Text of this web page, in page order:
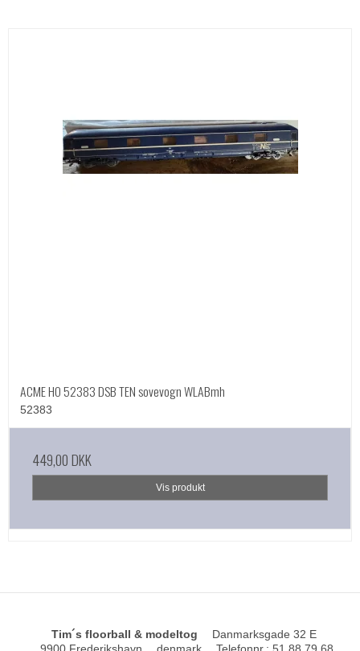
ACME HO 52383 DSB TEN sovevogn WLABmh
52383
449,00 DKK
Vis produkt
Tim´s floorball & modeltog
Danmarksgade 32 E